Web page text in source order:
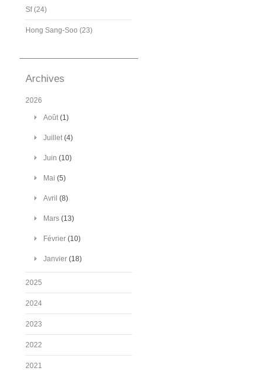
Sf (24)
Hong Sang-Soo (23)
Archives
2026
Août(1)
Juillet(4)
Juin (10)
Mai (5)
Avril (8)
Mars (13)
Février (10)
Janvier (18)
2025
2024
2023
2022
2021